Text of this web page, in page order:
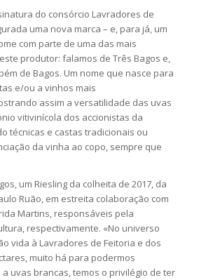
do consórcio Lavradores de
uma nova marca – e, para já, um
com parte de uma das mais
produtor: falamos de Três Bagos e,
de Bagos. Um nome que nasce para
e/ou a vinhos mais
assim a versatilidade das uvas
vitivinícola dos accionistas da
técnicas e castas tradicionais ou
da vinha ao copo, sempre que
um Riesling da colheita de 2017, da
Ruão, em estreita colaboração com
Martins, responsáveis pela
respectivamente. «No universo
vida à Lavradores de Feitoria e dos
muito há para podermos
uvas brancas, temos o privilégio de ter